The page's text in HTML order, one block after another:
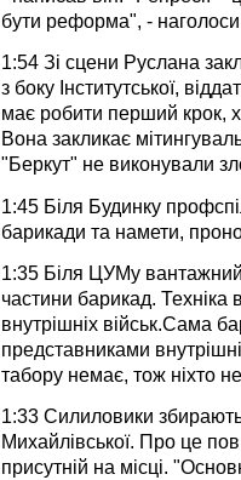
бути реформа", -
1:54 Зі сцени Руслана
з боку Інститутської,
має робити перший крок,
Вона закликає
"Беркут" не виконували
1:45 Біля Будинку
барикади та намети,
1:35 Біля ЦУМу
частини барикад.
внутрішніх військ.Сама
представниками
табору немає, тож ніхто
1:33 Силиловики
Михайлівської. Про це
присутній на місці.